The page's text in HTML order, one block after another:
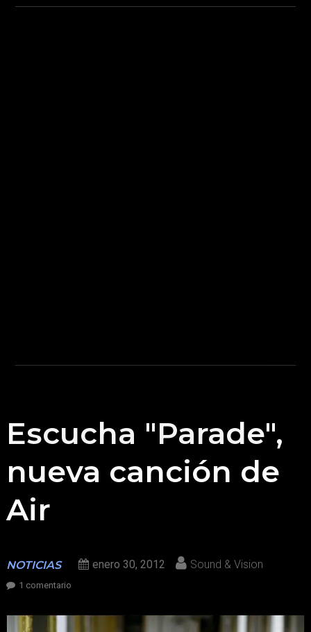
Escucha "Parade",
nueva canción de
Air
NOTICIAS enero 30, 2012 Sound & Vision
1 comentarioen
"Parade",